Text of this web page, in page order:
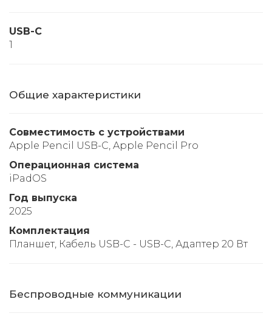
USB-C
1
Общие характеристики
Совместимость с устройствами
Apple Pencil USB-C, Apple Pencil Pro
Операционная система
iPadOS
Год выпуска
2025
Комплектация
Планшет, Кабель USB-C - USB-C, Адаптер 20 Вт
Беспроводные коммуникации